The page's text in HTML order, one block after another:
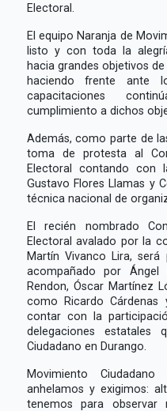
Electoral.
El equipo Naranja de
listo y con toda la
hacia grandes objetivos
haciendo frente ante
capacitaciones
cumplimiento a dichos
Además, como parte de
toma de protesta al
Electoral contando con
Gustavo Flores Llamas y
técnica nacional de
El recién nombrado
Electoral avalado por la
Martín Vivanco Lira,
acompañado por Ángel
Rendon, Óscar Martínez
como Ricardo Cárdenas
contar con la
delegaciones estatales
Ciudadano en Durango.
Movimiento
anhelamos y exigimos:
tenemos para